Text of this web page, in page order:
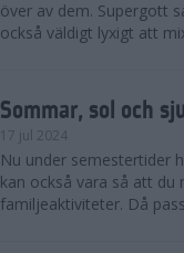
över av dem. Supergott
också väldigt lyxigt att
Sommar, sol och
17 jul 2024
Nu under semestertider
kan också vara så att
familjeaktiviteter. Då